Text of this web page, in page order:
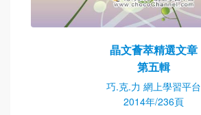
晶文薈萃精選文章
第五輯
巧.克.力 網上學習平台
2014年/236頁